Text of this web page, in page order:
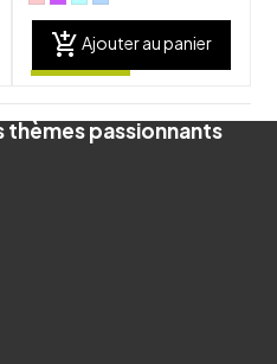
add_shopping_cart Ajouter au panier
passionnants